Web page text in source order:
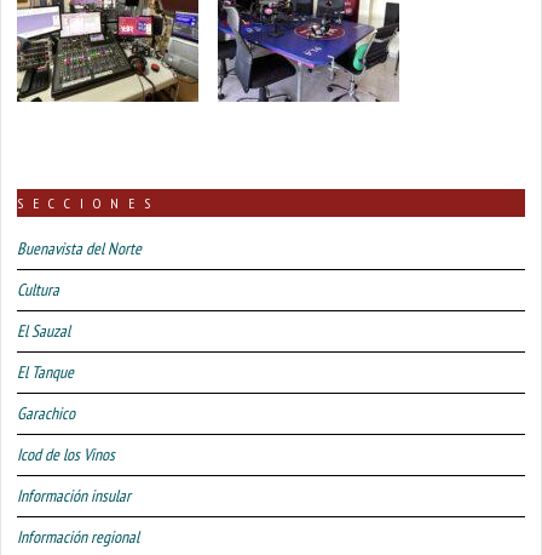
SECCIONES
Buenavista del Norte
Cultura
El Sauzal
El Tanque
Garachico
Icod de los Vinos
Información insular
Información regional